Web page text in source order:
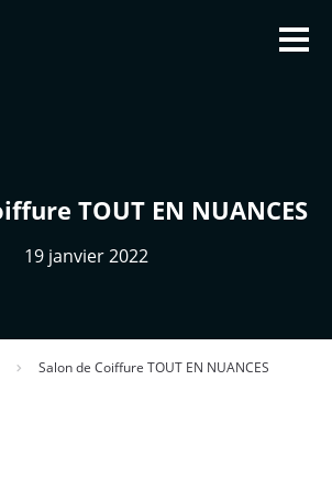
TOUT EN NUANCES
19 janvier 2022
Salon de Coiffure TOUT EN NUANCES
Vivre à Larajasse
cookies